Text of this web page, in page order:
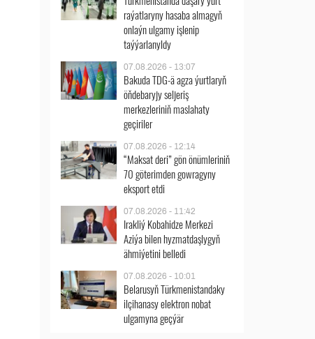
raýatlaryny hasaba almagyň
onlaýn ulgamy işlenip
taýýarlanyldy
07.08.2026 - 13:07
Bakuda TDG-ä agza ýurtlaryň
öňdebaryjy seljeriş
merkezleriniň maslahaty
geçiriler
07.08.2026 - 12:14
“Maksat deri” gön önümleriniň
70 göterimden gowragyny
eksport etdi
07.08.2026 - 11:42
Irakliý Kobahidze Merkezi
Aziýa bilen hyzmatdaşlygyň
ähmiýetini belledi
07.08.2026 - 10:01
Belarusyň Türkmenistandaky
ilçihanasy elektron nobat
ulgamyna geçýär